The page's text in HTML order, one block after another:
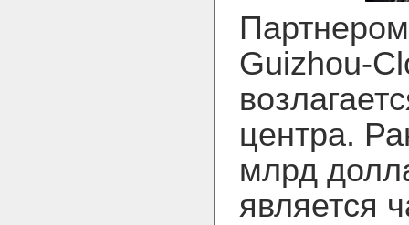
Guizhou-
центра.
млрд
является